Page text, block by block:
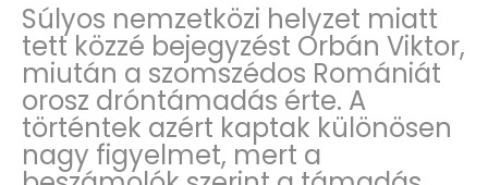
Súlyos nemzetközi helyzet miatt
tett közzé bejegyzést Orbán Viktor,
miután a szomszédos Romániát
orosz dróntámadás érte. A
történtek azért kaptak különösen
nagy figyelmet, mert a